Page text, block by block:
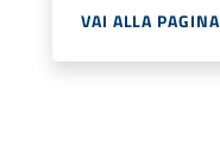
VAI ALLA PAGINA